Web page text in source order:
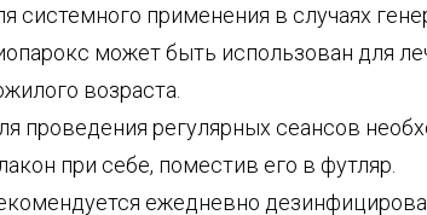
системного применения в случаях
может быть использован для
возраста.
проведения регулярных сеансов
при себе, поместив его в футляр.
ежедневно